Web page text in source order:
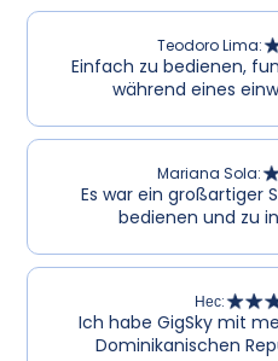
Teodoro Lima:
Einfach zu bedienen,
während eines
Mariana Sola:
Es war ein großartiger
bedienen und zu
Нес:
Ich habe GigSky mit
Dominikanischen